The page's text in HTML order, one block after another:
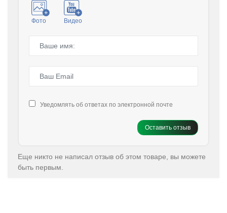
Фото Видео
Уведомлять об ответах по электронной почте
Оставить отзыв
Еще никто не написал отзыв об этом товаре, вы можете
быть первым.